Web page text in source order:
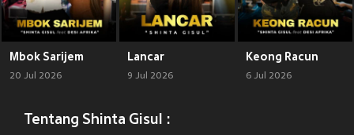
Mbok Sarijem
20 Jul 2026
Lancar
9 Jul 2026
Keong Racun
6 Jul 2026
Tentang Shinta Gisul :